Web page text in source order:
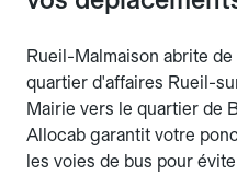
Rueil-Malmaison abrite
quartier d'affaires Rueil-
Mairie vers le quartier de
Allocab garantit votre
les voies de bus pour